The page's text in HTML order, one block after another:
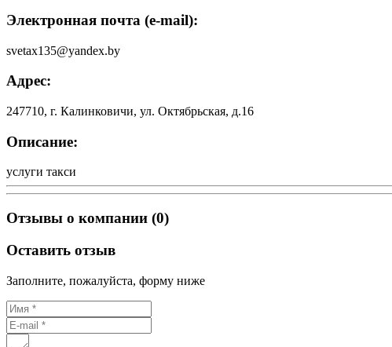
Электронная почта (e-mail):
svetax135@yandex.by
Адрес:
247710, г. Калинковичи, ул. Октябрьская, д.16
Описание:
услуги такси
Отзывы о компании (0)
Оставить отзыв
Заполните, пожалуйста, форму ниже